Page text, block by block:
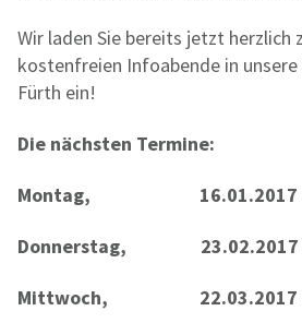
Wir laden Sie bereits jetzt herzlich
kostenfreien Infoabende in
Fürth ein!
Die nächsten Termine:
Montag, 16.01.2017
Donnerstag, 23.02.2017
Mittwoch, 22.03.2017